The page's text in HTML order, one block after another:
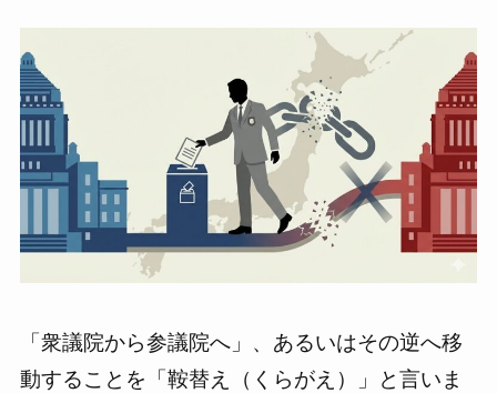
「衆議院から参議院へ」、あるいはその逆へ移
動することを「鞍替え（くらがえ）」と言いま